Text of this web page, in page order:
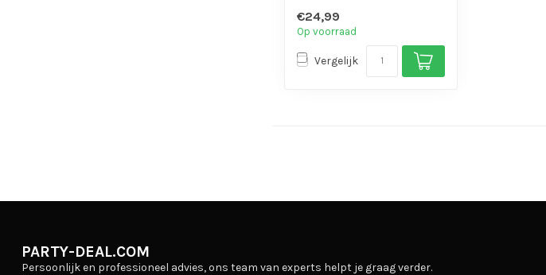
€24,99
Op voorraad
Vergelijk
PARTY-DEAL.COM
Persoonlijk en professioneel advies, ons team van experts helpt je graag verder.